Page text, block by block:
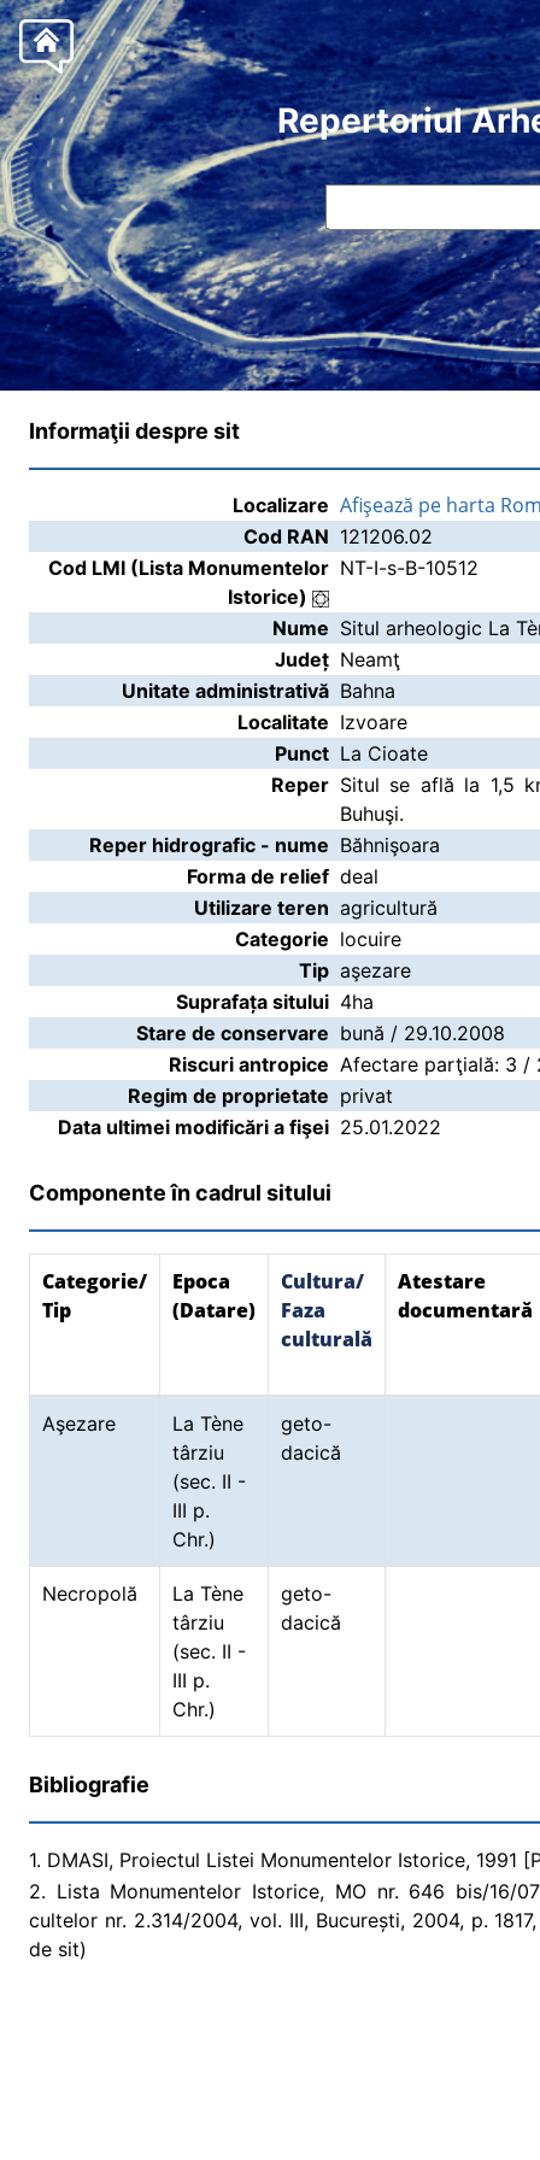
Repertoriul
Informaţii despre sit
Localizare Afişează pe harta
Cod RAN 121206.02
Cod LMI (Lista Monumentelor
Istorice)
NT-I-s-B-10512
Nume Situl arheologic La
Județ Neamţ
Unitate administrativă Bahna
Localitate Izvoare
Punct La Cioate
Reper Situl se află la 1,5
Buhuşi.
Reper hidrografic - nume Băhnişoara
Forma de relief deal
Utilizare teren agricultură
Categorie locuire
Tip aşezare
Suprafața sitului 4ha
Stare de conservare bună / 29.10.2008
Riscuri antropice Afectare parţială: 3 /
Regim de proprietate privat
Data ultimei modificări a fişei 25.01.2022
Componente în cadrul sitului
Categorie/
Tip
Epoca
(Datare)
Cultura/
Faza
culturală
Atestare
documentară
Aşezare
La Tène
târziu
(sec. II -
III p.
Chr.)
geto-
dacică
Necropolă
La Tène
târziu
(sec. II -
III p.
Chr.)
geto-
dacică
Bibliografie
1. DMASI, Proiectul Listei Monumentelor Istorice, 1991
2. Lista Monumentelor Istorice, MO nr. 646 bis/16/
cultelor nr. 2.314/2004, vol. III, București, 2004, p.
de sit)